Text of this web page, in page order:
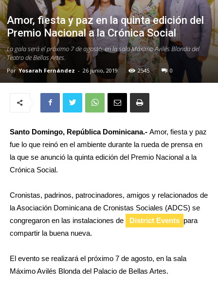
Amor, fiesta y paz en la quinta edición del
Premio Nacional a la Crónica Social
La gala será el próximo 7 de agosto, en la sala Máximo Avilés Blonda del
Teatro de Bellas Artes.
Por Yosarah Fernández - 26 junio, 2019 2545 0
Santo Domingo, República Dominicana.- Amor, fiesta y paz
fue lo que reinó en el ambiente durante la rueda de prensa en
la que se anunció la quinta edición del Premio Nacional a la
Crónica Social.
Cronistas, padrinos, patrocinadores, amigos y relacionados de
la Asociación Dominicana de Cronistas Sociales (ADCS) se
congregaron en las instalaciones de
District Events para
compartir la buena nueva.
El evento se realizará el próximo 7 de agosto, en la sala
Máximo Avilés Blonda del Palacio de Bellas Artes.